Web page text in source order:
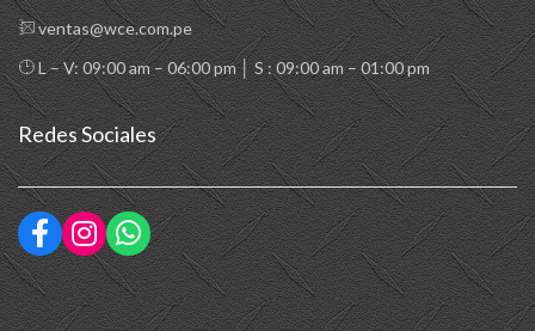
ventas@wce.com.pe
L – V: 09:00 am – 06:00 pm │ S : 09:00 am – 01:00 pm
Redes Sociales